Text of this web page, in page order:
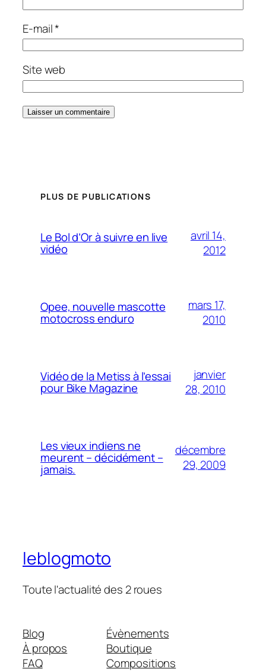
E-mail*
Site web
PLUS DE PUBLICATIONS
Le Bol d’Or à suivre en live
vidéo
avril 14,
2012
Opee, nouvelle mascotte
motocross enduro
mars 17,
2010
Vidéo de la Metiss à l’essai
pour Bike Magazine
janvier
28, 2010
Les vieux indiens ne
meurent – décidément –
jamais.
décembre
29, 2009
leblogmoto
Toute l'actualité des 2 roues
Blog
À propos
FAQ
Évènements
Boutique
Compositions